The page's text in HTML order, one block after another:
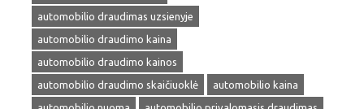
automobilio draudimas uzsienyje
automobilio draudimo kaina
automobilio draudimo kainos
automobilio draudimo skaičiuoklė
automobilio kaina